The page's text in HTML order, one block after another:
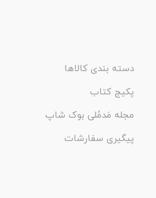
دسته بندی کالاها
پکیج کتاب
مجله مَدمُلی بوک شاپ
پیگیری سفارشات